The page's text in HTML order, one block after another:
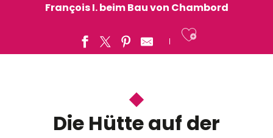
François I. beim Bau von Chambord
Ajouter
Die Hütte auf der